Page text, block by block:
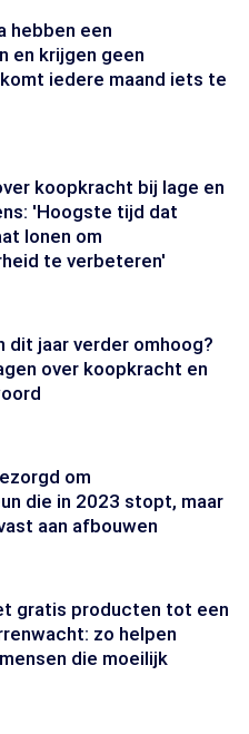
hebben een
en krijgen geen
iedere maand iets te
koopkracht bij lage en
'Hoogste tijd dat
lonen om
te verbeteren'
dit jaar verder omhoog?
over koopkracht en
om
die in 2023 stopt, maar
aan afbouwen
gratis producten tot een
zo helpen
die moeilijk